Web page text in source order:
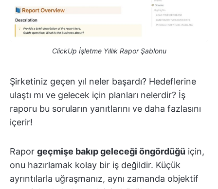
ClickUp İşletme Yıllık Rapor Şablonu
Şirketiniz geçen yıl neler başardı? Hedeflerine
ulaştı mı ve gelecek için planları nelerdir? İş
raporu bu soruların yanıtlarını ve daha fazlasını
içerir!
Rapor geçmişe bakıp geleceği öngördüğü için,
onu hazırlamak kolay bir iş değildir. Küçük
ayrıntılarla uğraşmanız, aynı zamanda objektif